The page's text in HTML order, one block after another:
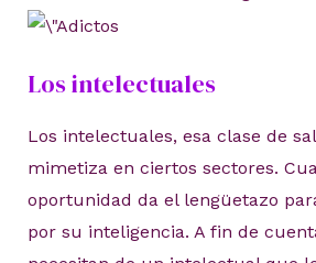
Los intelectuales
Los intelectuales, esa clase de
mimetiza en ciertos sectores.
oportunidad da el lengüetazo
por su inteligencia. A fin de